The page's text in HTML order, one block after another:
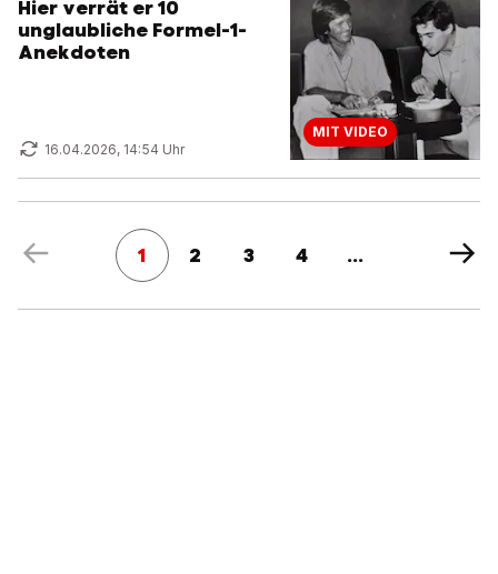
Hier verrät er 10
unglaubliche Formel-1-
Anekdoten
16.04.2026, 14:54 Uhr
MIT VIDEO
1 2 3 4 ...